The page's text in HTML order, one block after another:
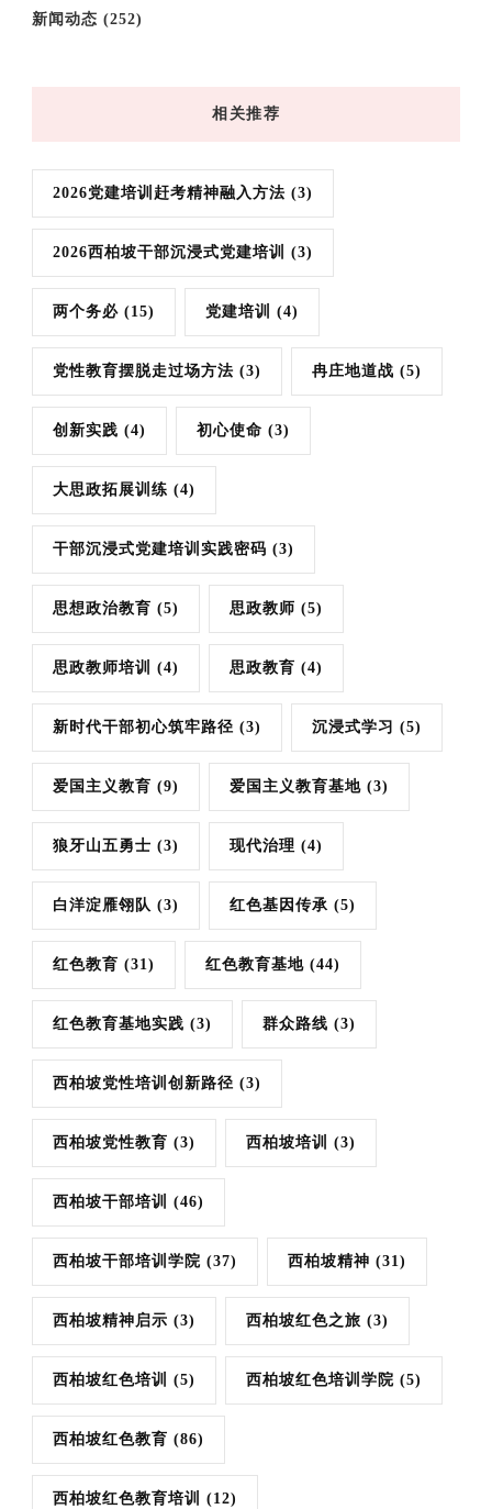
新闻动态 (252)
相关推荐
2026党建培训赶考精神融入方法 (3)
2026西柏坡干部沉浸式党建培训 (3)
两个务必 (15) 党建培训 (4)
党性教育摆脱走过场方法 (3) 冉庄地道战 (5)
创新实践 (4) 初心使命 (3)
大思政拓展训练 (4)
干部沉浸式党建培训实践密码 (3)
思想政治教育 (5) 思政教师 (5)
思政教师培训 (4) 思政教育 (4)
新时代干部初心筑牢路径 (3) 沉浸式学习 (5)
爱国主义教育 (9) 爱国主义教育基地 (3)
狼牙山五勇士 (3) 现代治理 (4)
白洋淀雁翎队 (3) 红色基因传承 (5)
红色教育 (31) 红色教育基地 (44)
红色教育基地实践 (3) 群众路线 (3)
西柏坡党性培训创新路径 (3)
西柏坡党性教育 (3) 西柏坡培训 (3)
西柏坡干部培训 (46)
西柏坡干部培训学院 (37) 西柏坡精神 (31)
西柏坡精神启示 (3) 西柏坡红色之旅 (3)
西柏坡红色培训 (5) 西柏坡红色培训学院 (5)
西柏坡红色教育 (86)
西柏坡红色教育培训 (12)